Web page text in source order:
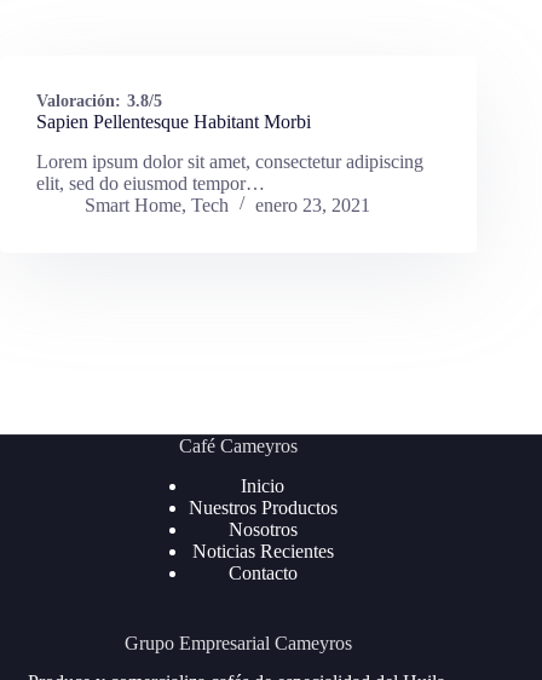
Valoración: 3.8/5
Sapien Pellentesque Habitant Morbi
Lorem ipsum dolor sit amet, consectetur adipiscing
elit, sed do eiusmod tempor…
Smart Home, Tech enero 23, 2021
Café Cameyros
Inicio
Nuestros Productos
Nosotros
Noticias Recientes
Contacto
Grupo Empresarial Cameyros